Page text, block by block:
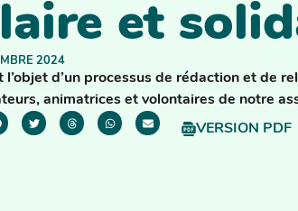
et
2024
l’objet d’un processus de rédaction et de
animatrices et volontaires de notre
VERSION PDF